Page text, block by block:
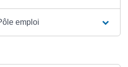
emploi